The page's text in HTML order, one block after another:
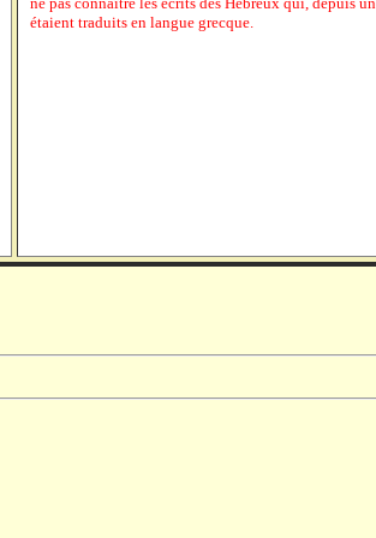
étaient traduits en langue grecque.